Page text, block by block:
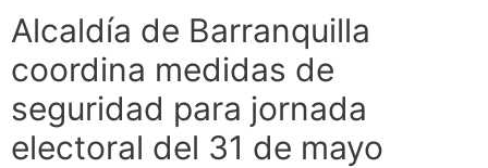
Alcaldía de Barranquilla
coordina medidas de
seguridad para jornada
electoral del 31 de mayo